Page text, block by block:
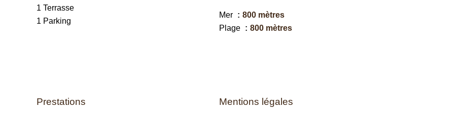
1 Terrasse
1 Parking
Mer
800 mètres
Plage
800 mètres
Prestations Mentions légales